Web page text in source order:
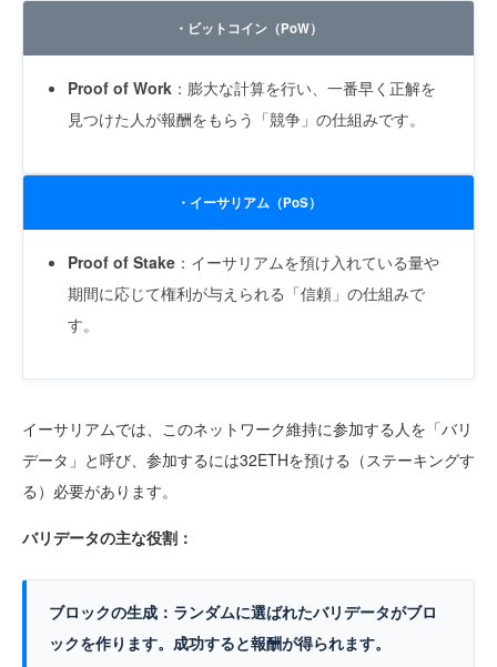
・ビットコイン（PoW）
Proof of Work ：膨大な計算を行い、一番早く正解を
見つけた人が報酬をもらう「競争」の仕組みです。
・イーサリアム（PoS）
Proof of Stake ：イーサリアムを預け入れている量や
期間に応じて権利が与えられる「信頼」の仕組みで
す。
イーサリアムでは、このネットワーク維持に参加する人を「バリ
データ」と呼び、参加するには32ETHを預ける（ステーキングす
る）必要があります。
バリデータの主な役割：
ブロックの生成： ランダムに選ばれたバリデータがブロ
ックを作ります。成功すると報酬が得られます。